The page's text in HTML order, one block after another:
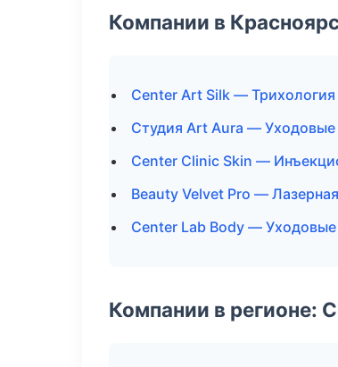
Компании в
Center Art Silk — Трихология
Студия Art Aura —
Center Clinic Skin —
Beauty Velvet Pro —
Center Lab Body —
Компании в регионе: